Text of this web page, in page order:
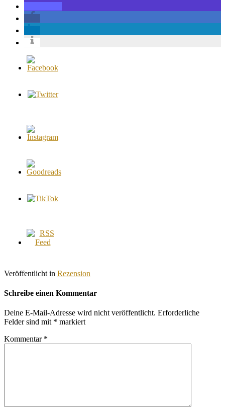
Veröffentlicht in Rezension
Schreibe einen Kommentar
Deine E-Mail-Adresse wird nicht veröffentlicht. Erforderliche
Felder sind mit * markiert
Kommentar *